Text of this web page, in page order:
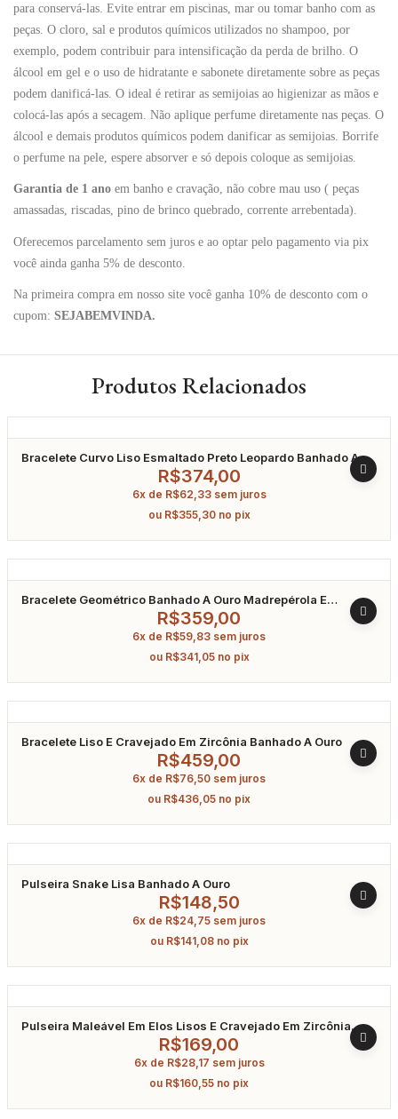
para conservá-las. Evite entrar em piscinas, mar ou tomar banho com as
peças. O cloro, sal e produtos químicos utilizados no shampoo, por
exemplo, podem contribuir para intensificação da perda de brilho. O
álcool em gel e o uso de hidratante e sabonete diretamente sobre as peças
podem danificá-las. O ideal é retirar as semijoias ao higienizar as mãos e
colocá-las após a secagem. Não aplique perfume diretamente nas peças. O
álcool e demais produtos químicos podem danificar as semijoias. Borrife
o perfume na pele, espere absorver e só depois coloque as semijoias.
Garantia de 1 ano em banho e cravação, não cobre mau uso ( peças
amassadas, riscadas, pino de brinco quebrado, corrente arrebentada).
Oferecemos parcelamento sem juros e ao optar pelo pagamento via pix
você ainda ganha 5% de desconto.
Na primeira compra em nosso site você ganha 10% de desconto com o
cupom: SEJABEMVINDA.
Produtos Relacionados
Bracelete Curvo Liso Esmaltado Preto Leopardo Banhado A
R$374,00
6x de R$62,33 sem juros
ou R$355,30 no pix
Bracelete Geométrico Banhado A Ouro Madrepérola E
R$359,00
6x de R$59,83 sem juros
ou R$341,05 no pix
Bracelete Liso E Cravejado Em Zircônia Banhado A Ouro
R$459,00
6x de R$76,50 sem juros
ou R$436,05 no pix
Pulseira Snake Lisa Banhado A Ouro
R$148,50
6x de R$24,75 sem juros
ou R$141,08 no pix
Pulseira Maleável Em Elos Lisos E Cravejado Em Zircônia
R$169,00
6x de R$28,17 sem juros
ou R$160,55 no pix